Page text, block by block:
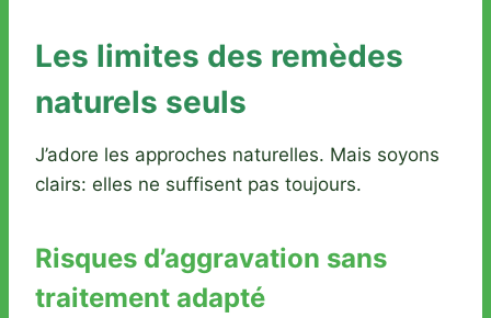
Les limites des remèdes
naturels seuls
J’adore les approches naturelles. Mais soyons
clairs: elles ne suffisent pas toujours.
Risques d’aggravation sans
traitement adapté